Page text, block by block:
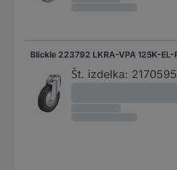
Št. izdelka: 2170595